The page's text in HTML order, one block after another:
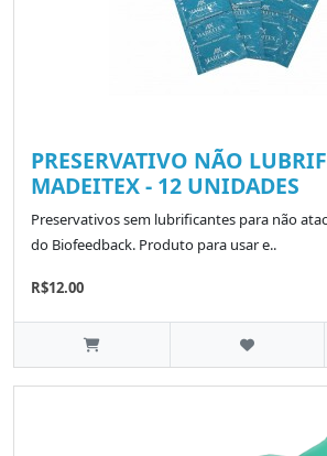
PRESERVATIVO NÃO
MADEITEX - 12 UNIDADES
Preservativos sem lubrificantes para não
do Biofeedback. Produto para usar e..
R$12.00